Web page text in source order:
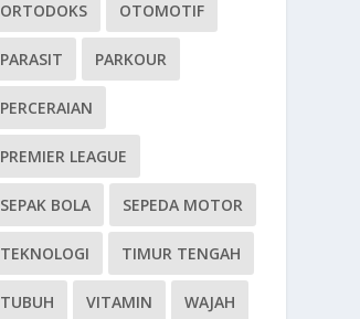
ORTODOKS OTOMOTIF
PARASIT PARKOUR
PERCERAIAN
PREMIER LEAGUE
SEPAK BOLA SEPEDA MOTOR
TEKNOLOGI TIMUR TENGAH
TUBUH VITAMIN WAJAH